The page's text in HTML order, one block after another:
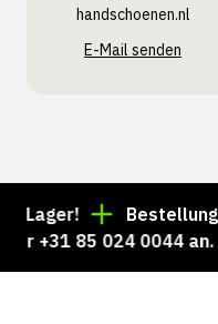
handschoenen.nl
E-Mail senden
Bestellung
+31 85 024 0044 an.